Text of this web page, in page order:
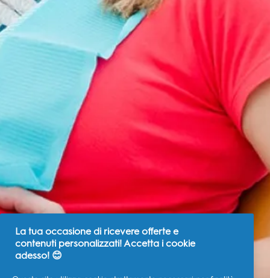
La tua occasione di ricevere offerte e
contenuti personalizzati! Accetta i cookie
adesso! 😊